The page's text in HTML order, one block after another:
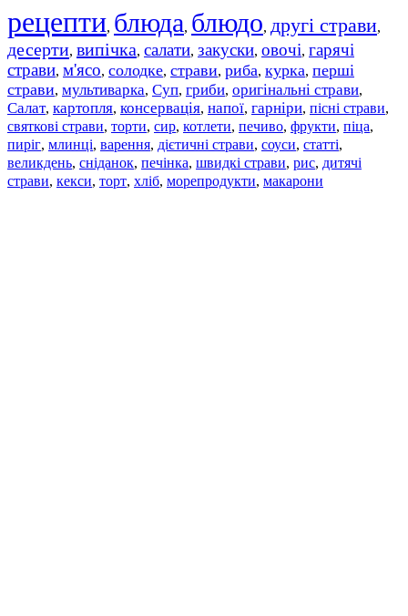
рецепти, блюда, блюдо, другі страви,
десерти, випічка, салати, закуски, овочі, гарячі
страви, м'ясо, солодке, страви, риба, курка, перші
страви, мультиварка, Суп, гриби, оригінальні страви,
Салат, картопля, консервація, напої, гарніри, пісні страви,
святкові страви, торти, сир, котлети, печиво, фрукти, піца,
пиріг, млинці, варення, дієтичні страви, соуси, статті,
великдень, сніданок, печінка, швидкі страви, рис, дитячі
страви, кекси, торт, хліб, морепродукти, макарони